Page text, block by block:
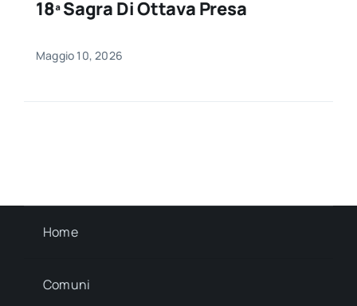
18ª Sagra Di Ottava Presa
Maggio 10, 2026
Home
Comuni